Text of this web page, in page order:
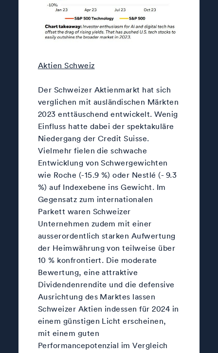
Aktien Schweiz
Der Schweizer Aktienmarkt hat sich
verglichen mit ausländischen Märkten
2023 enttäuschend entwickelt. Wenig
Einfluss hatte dabei der spektakuläre
Niedergang der Credit Suisse.
Vielmehr fielen die schwache
Entwicklung von Schwergewichten
wie Roche (-15.9 %) oder Nestlé (- 9.3
%) auf Indexebene ins Gewicht. Im
Gegensatz zum internationalen
Parkett waren Schweizer
Unternehmen zudem mit einer
ausserordentlich starken Aufwertung
der Heimwährung von teilweise über
10 % konfrontiert. Die moderate
Bewertung, eine attraktive
Dividendenrendite und die defensive
Ausrichtung des Marktes lassen
Schweizer Aktien indessen für 2024 in
einem günstigen Licht erscheinen,
mit einem guten
Performancepotenzial im Vergleich